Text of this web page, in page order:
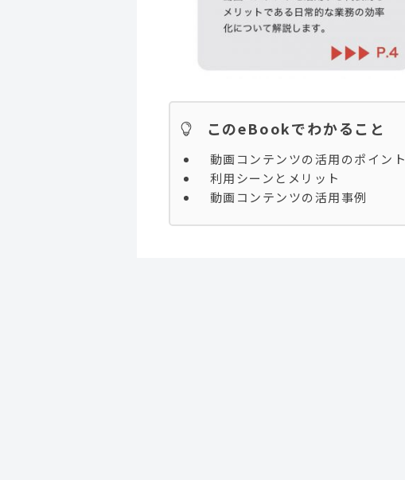
このeBookでわかること
動画コンテンツの活用のポイント
利用シーンとメリット
動画コンテンツの活用事例